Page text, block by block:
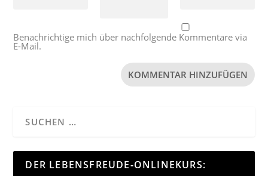
Benachrichtige mich über nachfolgende Kommentare via
E-Mail.
DER LEBENSFREUDE-ONLINEKURS: